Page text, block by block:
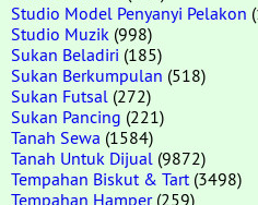
Studio Model Penyanyi Pelakon
Studio Muzik (998)
Sukan Beladiri (185)
Sukan Berkumpulan (518)
Sukan Futsal (272)
Sukan Pancing (221)
Tanah Sewa (1584)
Tanah Untuk Dijual (9872)
Tempahan Biskut & Tart (3498)
Tempahan Hamper(259)